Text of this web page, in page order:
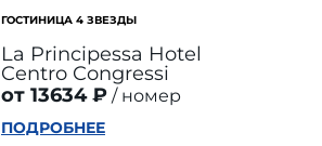
ГОСТИНИЦА 4 ЗВЕЗДЫ
La Principessa Hotel
Centro Congressi
от 13634 ₽
номер
ПОДРОБНЕЕ